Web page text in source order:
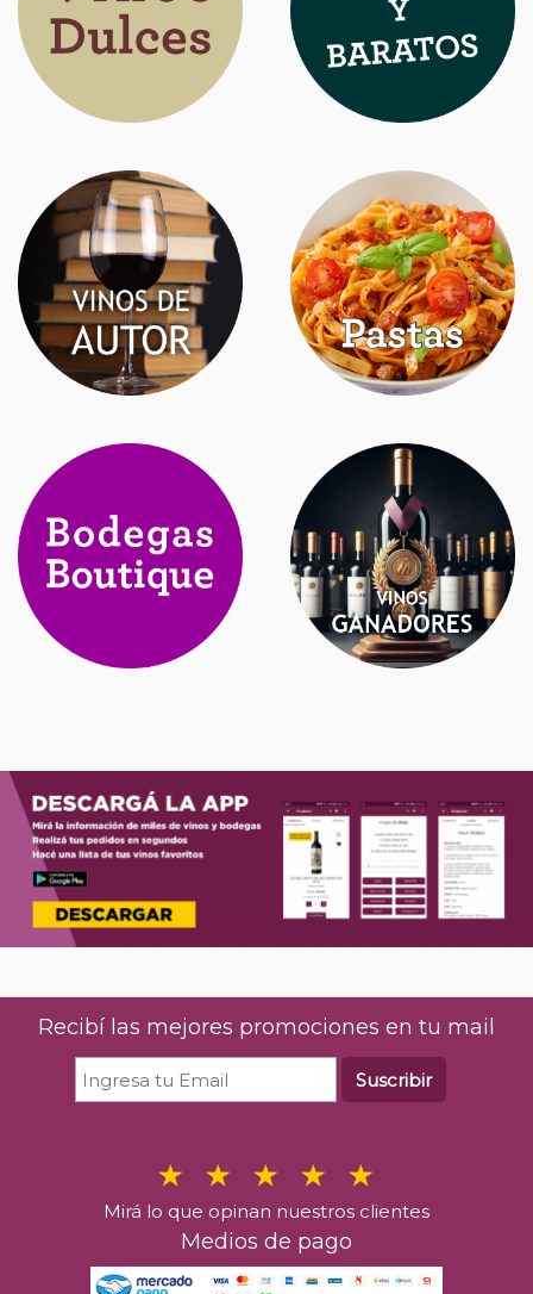
Recibí las mejores promociones en tu mail
Suscribir
Mirá lo que opinan nuestros clientes
Medios de pago